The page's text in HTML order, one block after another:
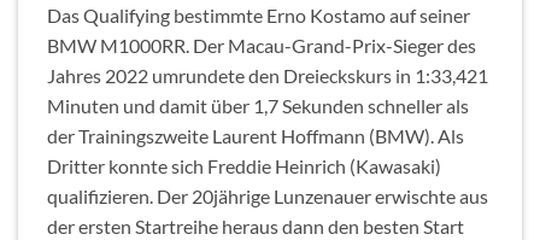
Das Qualifying bestimmte Erno Kostamo auf seiner
BMW M1000RR. Der Macau-Grand-Prix-Sieger des
Jahres 2022 umrundete den Dreieckskurs in 1:33,421
Minuten und damit über 1,7 Sekunden schneller als
der Trainingszweite Laurent Hoffmann (BMW). Als
Dritter konnte sich Freddie Heinrich (Kawasaki)
qualifizieren. Der 20jährige Lunzenauer erwischte aus
der ersten Startreihe heraus dann den besten Start